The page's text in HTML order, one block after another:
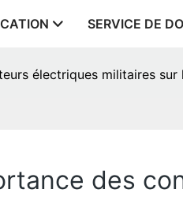
SERVICE DE
électriques militaires sur
des